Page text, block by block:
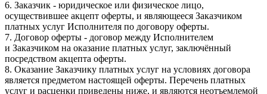
6. Заказчик - юридическое или физическое лицо,
осуществившее акцепт оферты, и являющееся Заказчиком
платных услуг Исполнителя по договору оферты.
7. Договор оферты - договор между Исполнителем
и Заказчиком на оказание платных услуг, заключённый
посредством акцепта оферты.
8. Оказание Заказчику платных услуг на условиях договора
является предметом настоящей оферты. Перечень платных
услуг и расценки приведены ниже, и являются неотъемлемой